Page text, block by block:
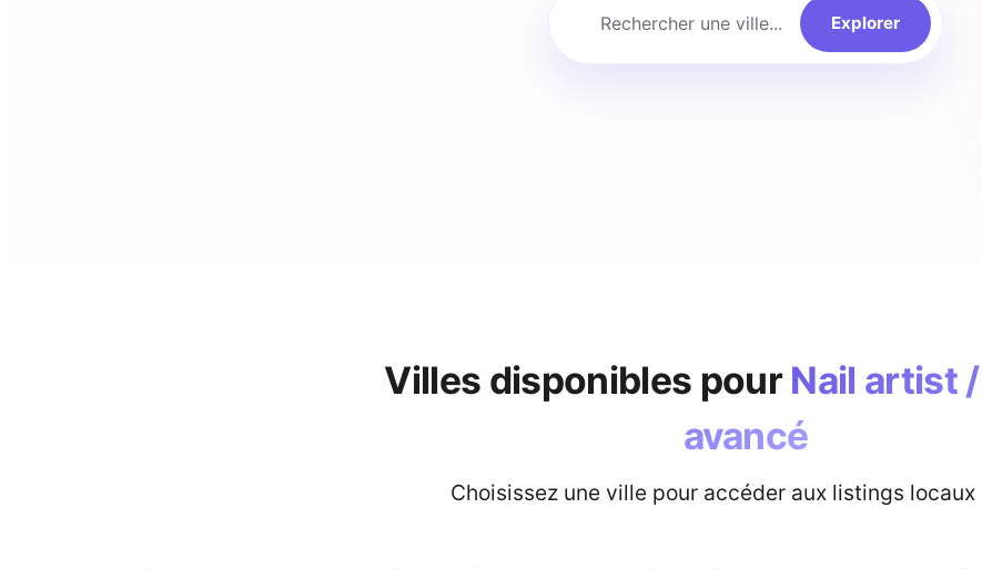
Rechercher une ville... Explorer
Villes disponibles pourNail artist
avancé
Choisissez une ville pour accéder aux listings locaux